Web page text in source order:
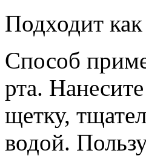
Подходит
Способ
рта.
щетку,
водой.